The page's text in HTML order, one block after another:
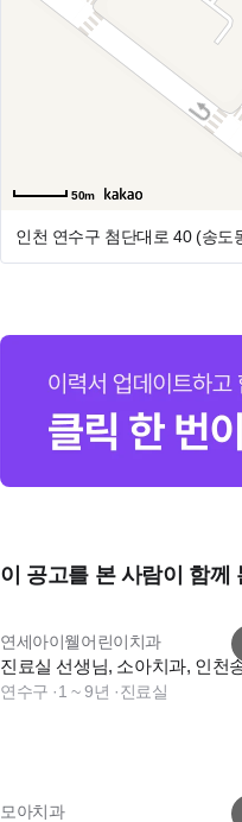
50m
인천 연수구 첨단대로 40 (송도
이 공고를 본 사람이 함께
연세아이웰어린이치과
진료실 선생님, 소아치과, 인천
연수구 ·1 ~ 9년 ·진료실
모아치과